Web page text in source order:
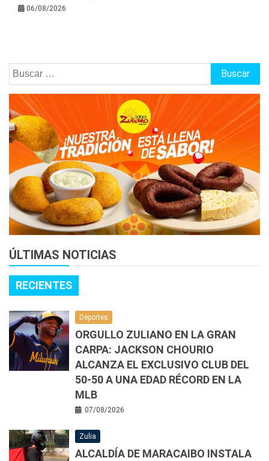
06/08/2026
Buscar:
ÚLTIMAS NOTICIAS
RECIENTES
Deportes
ORGULLO ZULIANO EN LA GRAN
CARPA: JACKSON CHOURIO
ALCANZA EL EXCLUSIVO CLUB DEL
50-50 A UNA EDAD RÉCORD EN LA
MLB
07/08/2026
Zulia
ALCALDÍA DE MARACAIBO INSTALA